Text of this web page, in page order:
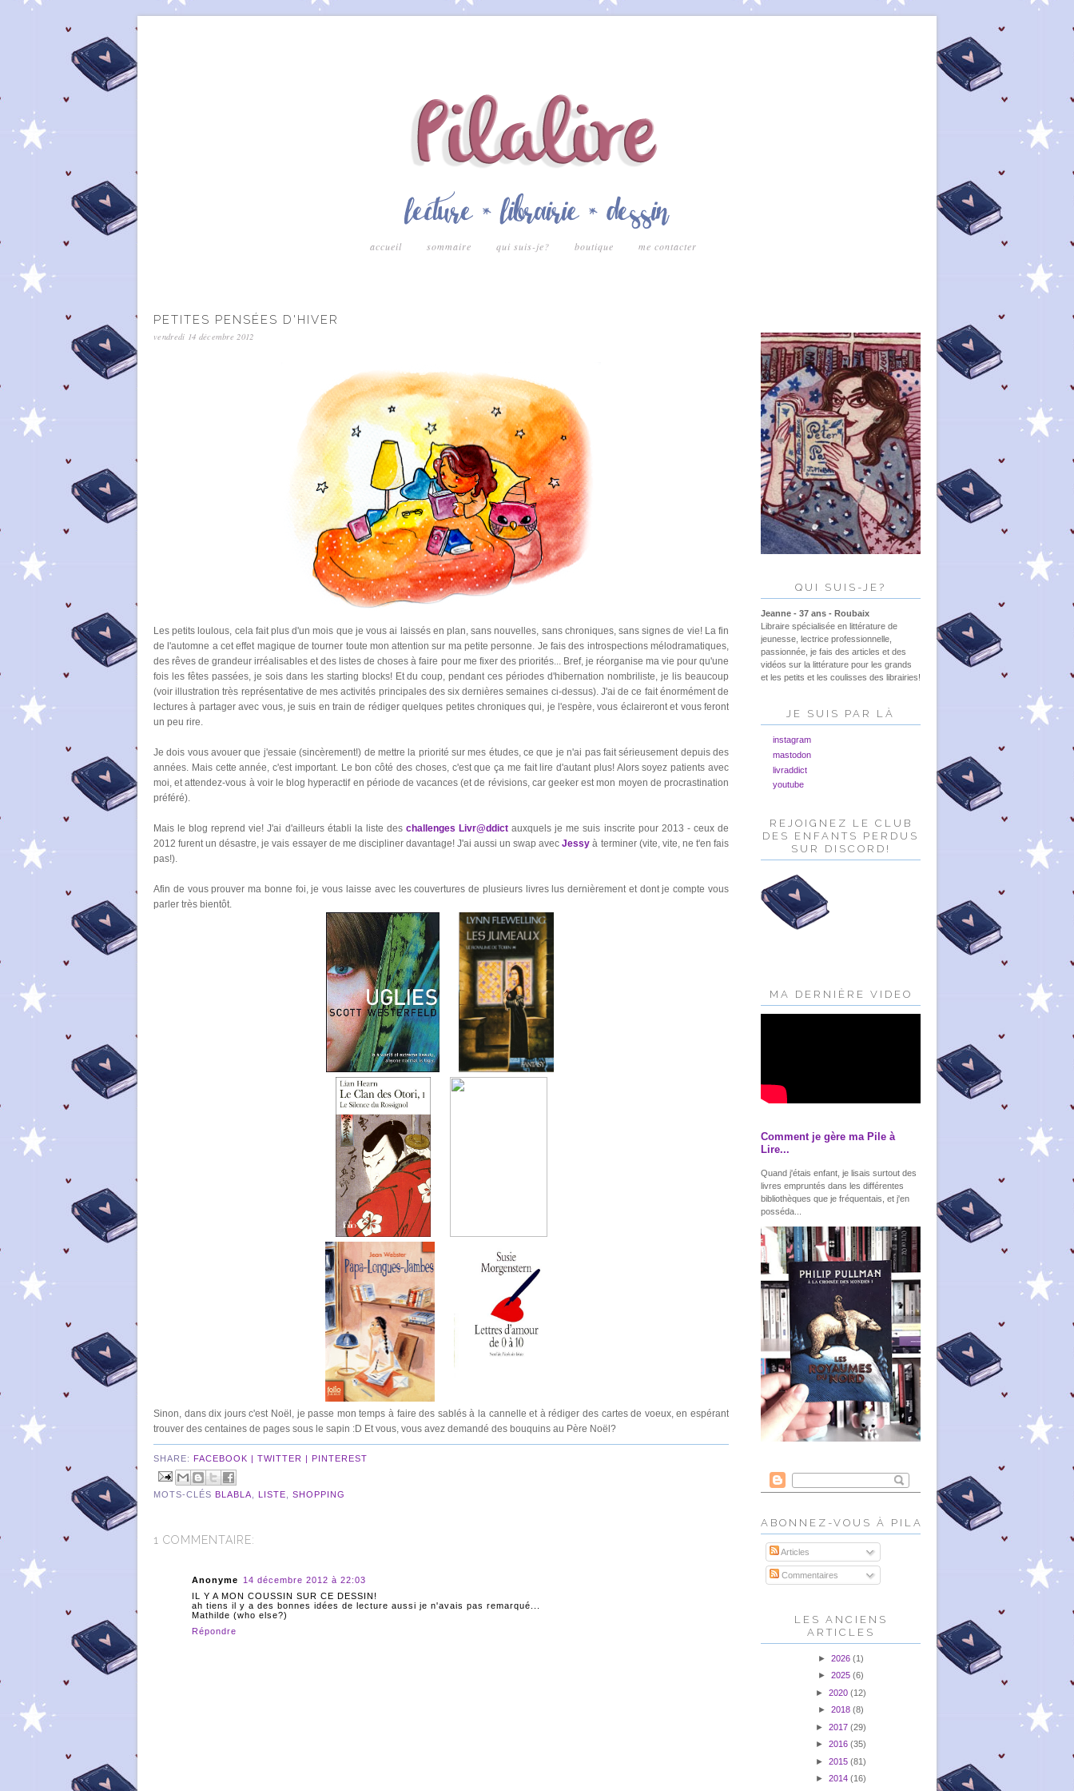
accueil sommaire qui suis-je? boutique me contacter
PETITES PENSÉES D'HIVER
vendredi 14 décembre 2012
Les petits loulous, cela fait plus d'un mois que je vous ai laissés en plan, sans nouvelles, sans chroniques, sans signes de vie! La fin
de l'automne a cet effet magique de tourner toute mon attention sur ma petite personne. Je fais des introspections mélodramatiques,
des rêves de grandeur irréalisables et des listes de choses à faire pour me fixer des priorités... Bref, je réorganise ma vie pour qu'une
fois les fêtes passées, je sois dans les starting blocks! Et du coup, pendant ces périodes d'hibernation nombriliste, je lis beaucoup
(voir illustration très représentative de mes activités principales des six dernières semaines ci-dessus). J'ai de ce fait énormément de
lectures à partager avec vous, je suis en train de rédiger quelques petites chroniques qui, je l'espère, vous éclaireront et vous feront
un peu rire.
Je dois vous avouer que j'essaie (sincèrement!) de mettre la priorité sur mes études, ce que je n'ai pas fait sérieusement depuis des
années. Mais cette année, c'est important. Le bon côté des choses, c'est que ça me fait lire d'autant plus! Alors soyez patients avec
moi, et attendez-vous à voir le blog hyperactif en période de vacances (et de révisions, car geeker est mon moyen de procrastination
préféré).
Mais le blog reprend vie! J'ai d'ailleurs établi la liste des challenges Livr@ddict auxquels je me suis inscrite pour 2013 - ceux de
2012 furent un désastre, je vais essayer de me discipliner davantage! J'ai aussi un swap avecJessy à terminer (vite, vite, ne t'en fais
pas!).
Afin de vous prouver ma bonne foi, je vous laisse avec les couvertures de plusieurs livres lus dernièrement et dont je compte vous
parler très bientôt.
Sinon, dans dix jours c'est Noël, je passe mon temps à faire des sablés à la cannelle et à rédiger des cartes de voeux, en espérant
trouver des centaines de pages sous le sapin :D Et vous, vous avez demandé des bouquins au Père Noël?
SHARE: FACEBOOK | TWITTER | PINTEREST
MOTS-CLÉS BLABLA LISTE SHOPPING
1 COMMENTAIRE:
Anonyme
14 décembre 2012 à 22:03
IL Y A MON COUSSIN SUR CE DESSIN!
ah tiens il y a des bonnes idées de lecture aussi je n'avais pas remarqué...
Mathilde (who else?)
Répondre
QUI SUIS-JE?
Jeanne - 37 ans - Roubaix
Libraire spécialisée en littérature de
jeunesse, lectrice professionnelle,
passionnée, je fais des articles et des
vidéos sur la littérature pour les grands
et les petits et les coulisses des librairies!
JE SUIS PAR LÀ
instagram
mastodon
livraddict
youtube
REJOIGNEZ LE CLUB
DES ENFANTS PERDUS
SUR DISCORD!
MA DERNIÈRE VIDEO
Comment je gère ma Pile à
Lire...
Quand j'étais enfant, je lisais surtout des
livres empruntés dans les différentes
bibliothèques que je fréquentais, et j'en
posséda...
ABONNEZ-VOUS À PILALIRE!
Articles
Commentaires
LES ANCIENS
ARTICLES
► 2026 (1)
► 2025 (6)
► 2020 (12)
► 2018 (8)
► 2017 (29)
► 2016 (35)
► 2015 (81)
► 2014 (16)